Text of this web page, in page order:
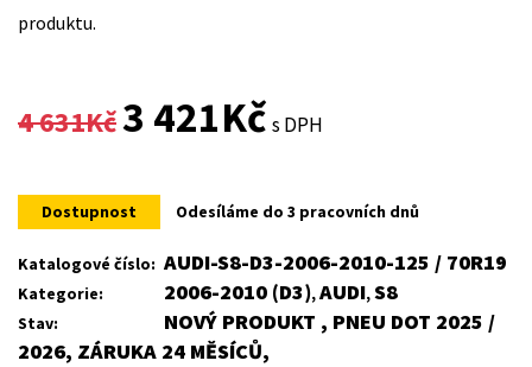
produktu.
4 631Kč
Original
was:
4
631Kč.
3 421KčCurrent
is:
3
421Kč.
s DPH
Dostupnost Odesíláme do 3 pracovních dnů
Katalogové číslo: AUDI-S8-D3-2006-2010-125 / 70R19
Kategorie: 2006-2010 (D3),AUDI,S8
Stav:
NOVÝ PRODUKT , PNEU DOT 2025 /
2026, ZÁRUKA 24 MĚSÍCŮ,